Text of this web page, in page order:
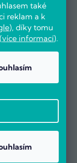
také
reklam a k
), díky tomu
více informací).